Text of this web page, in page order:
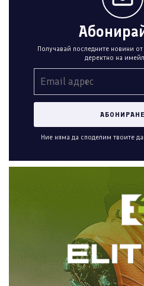
Получавай последните новини
деректно на
Ние няма да споделим твоите